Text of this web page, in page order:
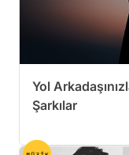
Yol
Şarkılar